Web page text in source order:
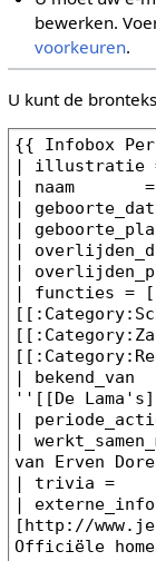
bewerken.
voorkeuren.
U kunt de